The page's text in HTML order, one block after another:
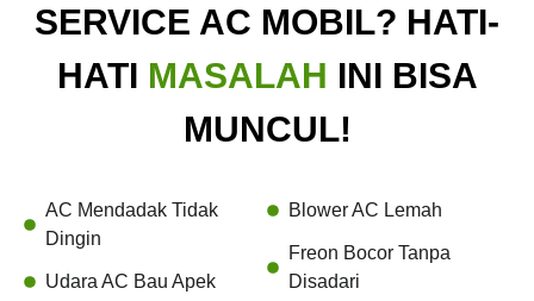
SERVICE AC MOBIL? HATI-
HATI MASALAH INI BISA
MUNCUL!
AC Mendadak Tidak
Dingin
Udara AC Bau Apek
Blower AC Lemah
Freon Bocor Tanpa
Disadari